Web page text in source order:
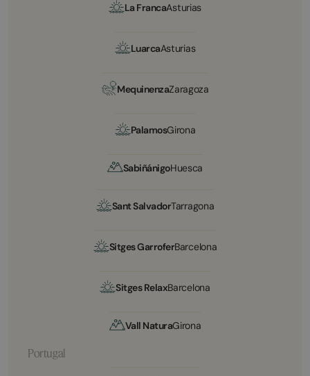
La FrancaAsturias
LuarcaAsturias
MequinenzaZaragoza
PalamosGirona
SabiñánigoHuesca
Sant SalvadorTarragona
Sitges GarroferBarcelona
Sitges RelaxBarcelona
Vall NaturaGirona
Portugal